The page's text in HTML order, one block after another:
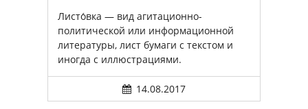
Листо́вка — вид агитационно-
политической или информационной
литературы, лист бумаги с текстом и
иногда с иллюстрациями.
14.08.2017